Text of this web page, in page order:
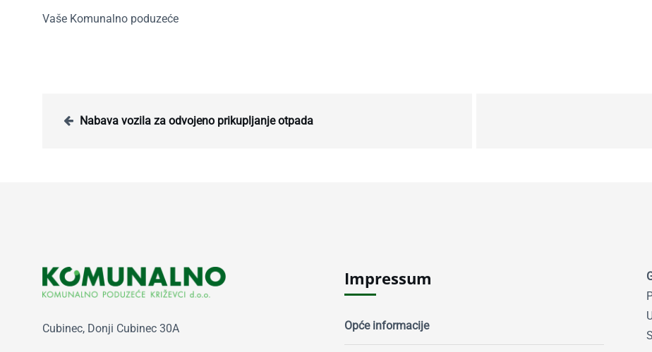
Vaše Komunalno poduzeće
Nabava vozila za odvojeno prikupljanje otpada
Cubinec, Donji Cubinec 30A
Impressum
Opće informacije